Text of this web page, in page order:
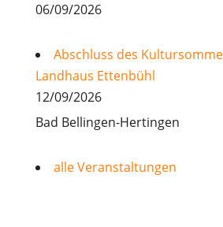
06/09/2026
Abschluss des
Landhaus Ettenbühl
12/09/2026
Bad Bellingen-Hertingen
alle Veranstaltungen